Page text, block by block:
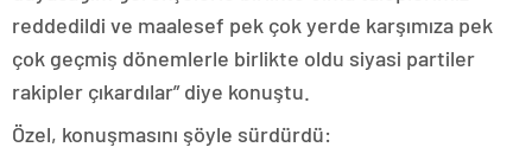
reddedildi ve maalesef pek çok yerde karşımıza pek
çok geçmiş dönemlerle birlikte oldu siyasi partiler
rakipler çıkardılar” diye konuştu.
Özel, konuşmasını şöyle sürdürdü: